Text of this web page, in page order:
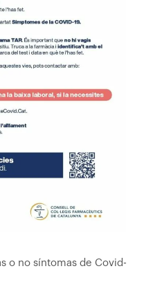
o no síntomas de Covid-